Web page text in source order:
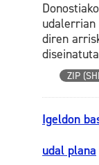
udalerrian
diren
ZIP
Igeldon
udal plana